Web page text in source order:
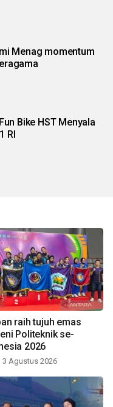
Menag momentum
Bike HST Menyala
RI
raih tujuh emas
Politeknik se-
2026
3 Agustus 2026